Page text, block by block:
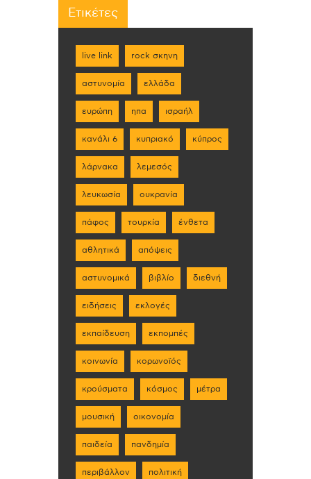
Ετικέτες
live link rock σκηνη
αστυνομία ελλάδα
ευρώπη ηπα ισραήλ
κανάλι 6 κυπριακό κύπρος
λάρνακα λεμεσός
λευκωσία ουκρανία
πάφος τουρκία ένθετα
αθλητικά απόψεις
αστυνομικά βιβλίο διεθνή
ειδήσεις εκλογές
εκπαίδευση εκπομπές
κοινωνία κορωνοϊός
κρούσματα κόσμος μέτρα
μουσική οικονομία
παιδεία πανδημία
περιβάλλον πολιτική